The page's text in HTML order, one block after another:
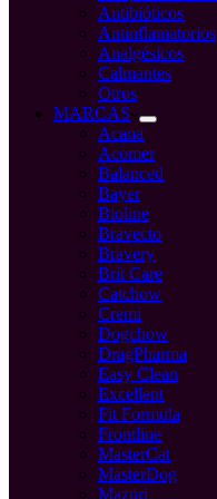
Antibióticos
Antinflamatorios
Analgésicos
Calmantes
Otros
MARCAS
Acana
Acomer
Balanced
Bayer
Bioline
Bravecto
Bravery
Brit Care
Catchow
Cremi
Dogchow
DragPharma
Easy Clean
Excellent
Fit Formula
Frontline
MasterCat
MasterDog
Mazuri